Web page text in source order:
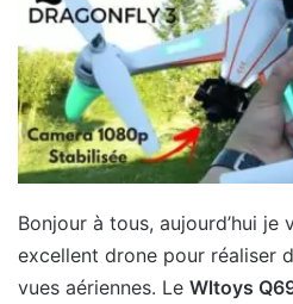
Bonjour à tous, aujourd’hui je
excellent drone pour réaliser
vues aériennes. Le Wltoys